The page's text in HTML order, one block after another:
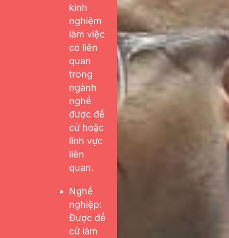
kinh
nghiệm
làm việc
có liên
quan
trong
ngành
nghề
được đề
cử hoặc
lĩnh vực
liên
quan.
Nghề
nghiệp:
Được đề
cử làm